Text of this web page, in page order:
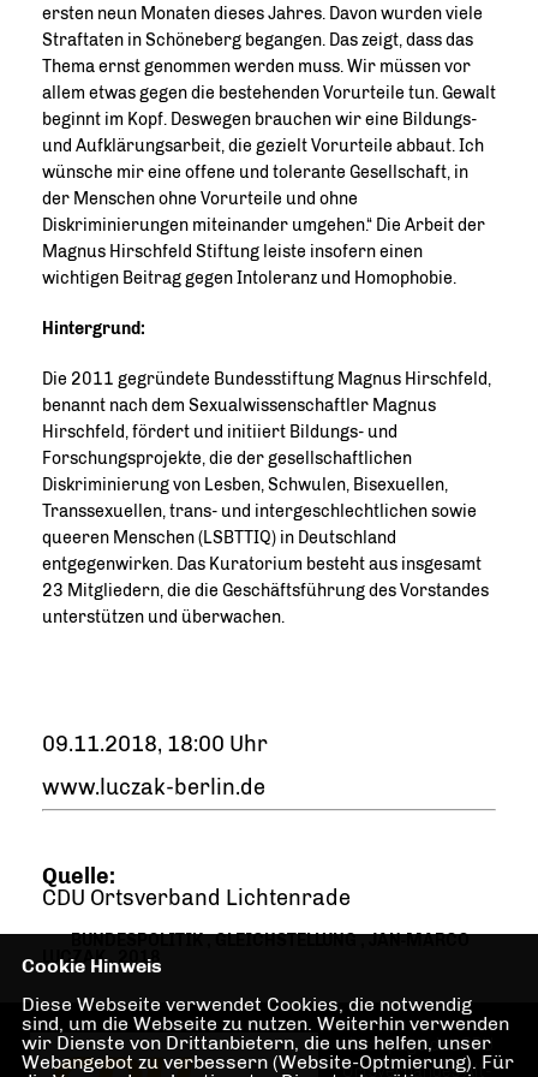
ersten neun Monaten dieses Jahres. Davon wurden viele
Straftaten in Schöneberg begangen. Das zeigt, dass das
Thema ernst genommen werden muss. Wir müssen vor
allem etwas gegen die bestehenden Vorurteile tun. Gewalt
beginnt im Kopf. Deswegen brauchen wir eine Bildungs-
und Aufklärungsarbeit, die gezielt Vorurteile abbaut. Ich
wünsche mir eine offene und tolerante Gesellschaft, in
der Menschen ohne Vorurteile und ohne
Diskriminierungen miteinander umgehen.“ Die Arbeit der
Magnus Hirschfeld Stiftung leiste insofern einen
wichtigen Beitrag gegen Intoleranz und Homophobie.
Hintergrund:
Die 2011 gegründete Bundesstiftung Magnus Hirschfeld,
benannt nach dem Sexualwissenschaftler Magnus
Hirschfeld, fördert und initiiert Bildungs- und
Forschungsprojekte, die der gesellschaftlichen
Diskriminierung von Lesben, Schwulen, Bisexuellen,
Transsexuellen, trans- und intergeschlechtlichen sowie
queeren Menschen (LSBTTIQ) in Deutschland
entgegenwirken. Das Kuratorium besteht aus insgesamt
23 Mitgliedern, die die Geschäftsführung des Vorstandes
unterstützen und überwachen.
09.11.2018, 18:00 Uhr
www.luczak-berlin.de
Quelle:
CDU Ortsverband Lichtenrade
BUNDESPOLITIK,GLEICHSTELLUNG,JAN-MARCO
LUCZAK, 2018
Homepage des CDU
Ortsverbandes Alt-
Cookie Hinweis
Diese Webseite verwendet Cookies, die notwendig
sind, um die Webseite zu nutzen. Weiterhin verwenden
wir Dienste von Drittanbietern, die uns helfen, unser
Webangebot zu verbessern (Website-Optmierung). Für